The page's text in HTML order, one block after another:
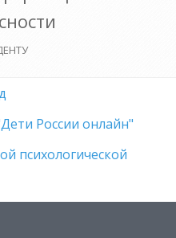
России онлайн"
психологической